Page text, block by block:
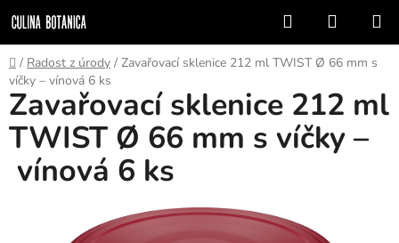
na
obsah
Hľadať
KOŠÍK
Domov
/ Radost z úrody / Zavařovací sklenice 212 ml TWIST Ø 66 mm s
víčky – vínová 6 ks
Zavařovací sklenice 212 ml
TWIST Ø 66 mm s víčky –
vínová 6 ks